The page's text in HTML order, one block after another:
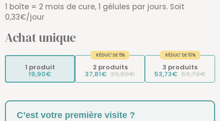
1 boîte = 2 mois de cure, 1 gélules par jours. Soit
0,33€/jour
Achat unique
1 produit
19,90€
2 produits
37,81€ 39,80€
RÉDUC' DE 5%
3 produits
53,73€ 59,70€
RÉDUC' DE 10%
C’est votre première visite ?